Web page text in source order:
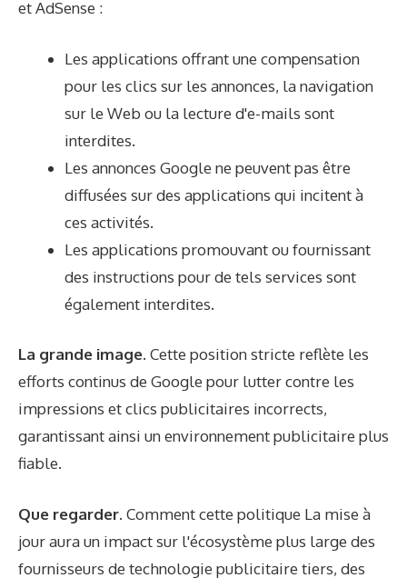
et AdSense :
Les applications offrant une compensation
pour les clics sur les annonces, la navigation
sur le Web ou la lecture d'e-mails sont
interdites.
Les annonces Google ne peuvent pas être
diffusées sur des applications qui incitent à
ces activités.
Les applications promouvant ou fournissant
des instructions pour de tels services sont
également interdites.
La grande image. Cette position stricte reflète les
efforts continus de Google pour lutter contre les
impressions et clics publicitaires incorrects,
garantissant ainsi un environnement publicitaire plus
fiable.
Que regarder. Commentcette politique La mise à
jour aura un impact sur l'écosystème plus large des
fournisseurs de technologie publicitaire tiers, des